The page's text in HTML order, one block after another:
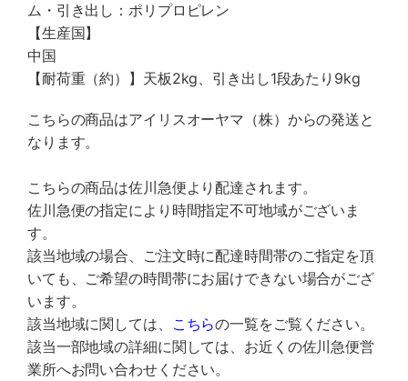
ム・引き出し：ポリプロピレン
【生産国】
中国
【耐荷重（約）】天板2kg、引き出し1段あたり9kg
こちらの商品はアイリスオーヤマ（株）からの発送と
なります。
こちらの商品は佐川急便より配達されます。
佐川急便の指定により時間指定不可地域がございま
す。
該当地域の場合、ご注文時に配達時間帯のご指定を頂
いても、ご希望の時間帯にお届けできない場合がござ
います。
該当地域に関しては、
こちらの一覧をご覧ください。
該当一部地域の詳細に関しては、お近くの佐川急便営
業所へお問い合わせください。